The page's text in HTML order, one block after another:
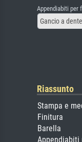
Appendiabiti per
Gancio a
Riassunto
Stampa e
Finitura
Barella
Appendiabiti